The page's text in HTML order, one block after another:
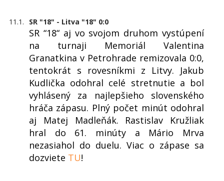
11.1. SR "18" - Litva "18" 0:0
SR “18“ aj vo svojom druhom vystúpení
na turnaji Memoriál Valentina
Granatkina v Petrohrade remizovala 0:0,
tentokrát s rovesníkmi z Litvy. Jakub
Kudlička odohral celé stretnutie a bol
vyhlásený za najlepšieho slovenského
hráča zápasu. Plný počet minút odohral
aj Matej Madleňák. Rastislav Kružliak
hral do 61. minúty a Mário Mrva
nezasiahol do duelu. Viac o zápase sa
dozviete TU!